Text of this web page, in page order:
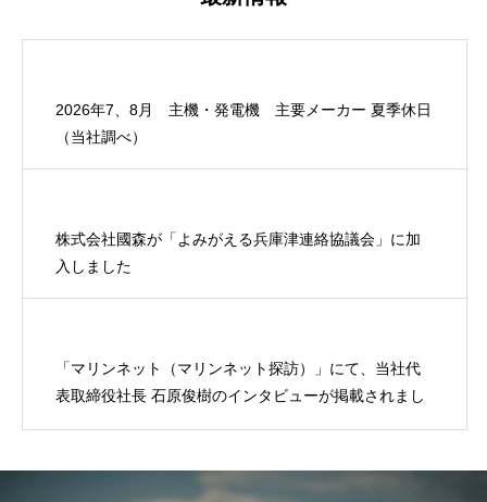
2026年7、8月 主機・発電機 主要メーカー 夏季休日
（当社調べ）
株式会社國森が「よみがえる兵庫津連絡協議会」に加
入しました
「マリンネット（マリンネット探訪）」にて、当社代
表取締役社長 石原俊樹のインタビューが掲載されまし